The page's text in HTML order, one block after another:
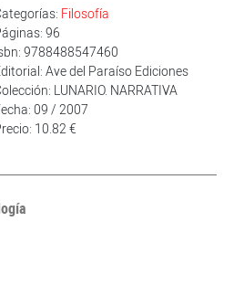
Filosofía
96
9788488547460
Ave del Paraíso Ediciones
LUNARIO. NARRATIVA
09 / 2007
10.82 €